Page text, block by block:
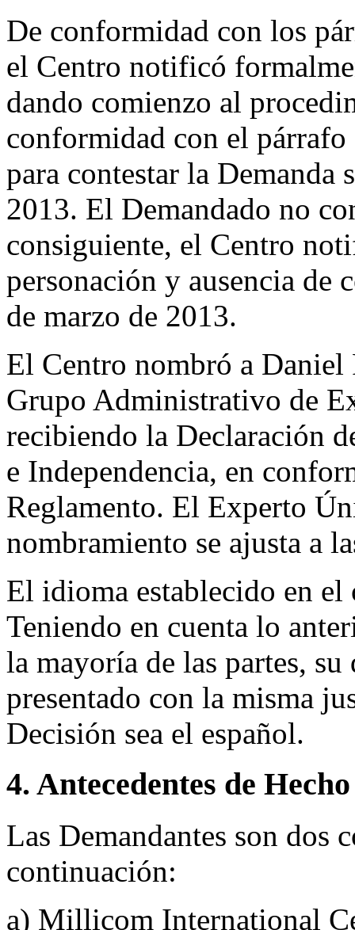
De conformidad con los
el Centro notificó
dando comienzo al
conformidad con el
para contestar la Demanda
2013. El Demandado no
consiguiente, el Centro
personación y ausencia de
de marzo de 2013.
El Centro nombró a
Grupo Administrativo de
recibiendo la Declaración
e Independencia, en
Reglamento. El Experto
nombramiento se ajusta a
El idioma establecido en el
Teniendo en cuenta lo
la mayoría de las partes,
presentado con la misma
Decisión sea el español.
4. Antecedentes de Hecho
Las Demandantes son dos
continuación:
a) Millicom International